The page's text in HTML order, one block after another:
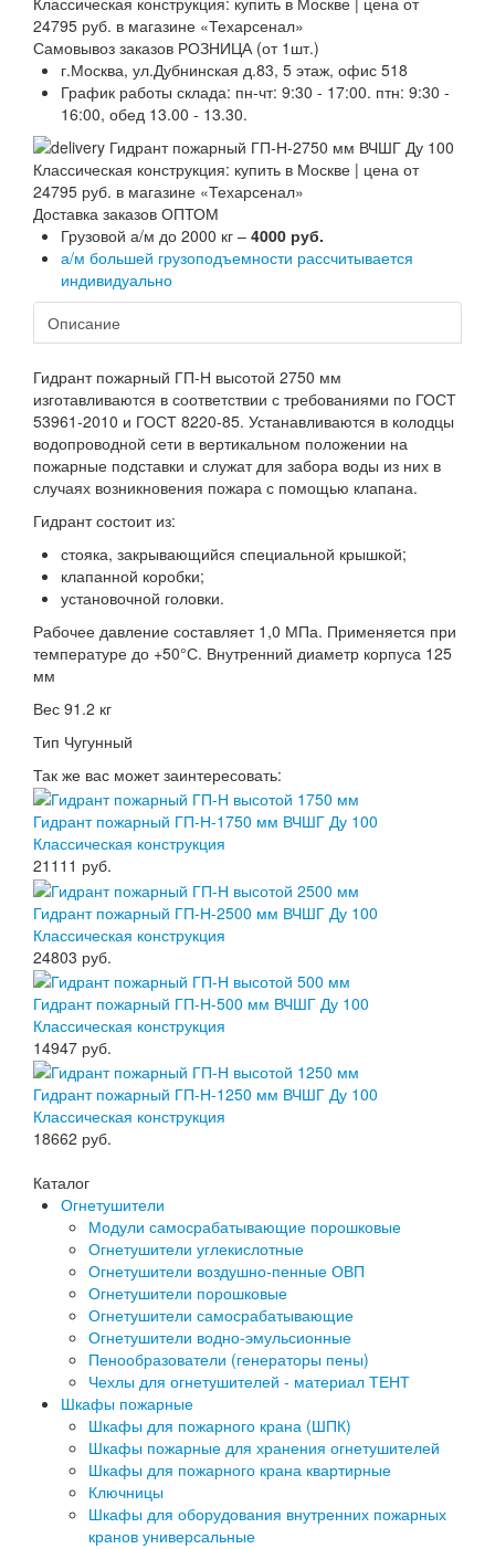
Самовывоз заказов РОЗНИЦА (от 1шт.)
г.Москва, ул.Дубнинская д.83, 5 этаж, офис 518
График работы склада: пн-чт: 9:30 - 17:00. птн: 9:30 -
16:00, обед 13.00 - 13.30.
Доставка заказов ОПТОМ
Грузовой а/м до 2000 кг – 4000 руб.
а/м большей грузоподъемности рассчитывается
индивидуально
Описание
Гидрант пожарный ГП-Н высотой 2750 мм
изготавливаются в соответствии с требованиями по ГОСТ
53961-2010 и ГОСТ 8220-85. Устанавливаются в колодцы
водопроводной сети в вертикальном положении на
пожарные подставки и служат для забора воды из них в
случаях возникновения пожара с помощью клапана.
Гидрант состоит из:
стояка, закрывающийся специальной крышкой;
клапанной коробки;
установочной головки.
Рабочее давление составляет 1,0 МПа. Применяется при
температуре до +50°С. Внутренний диаметр корпуса 125
мм
Вес 91.2 кг
Тип Чугунный
Так же вас может заинтересовать:
Гидрант пожарный ГП-Н-1750 мм ВЧШГ Ду 100
Классическая конструкция
21111 руб.
Гидрант пожарный ГП-Н-2500 мм ВЧШГ Ду 100
Классическая конструкция
24803 руб.
Гидрант пожарный ГП-Н-500 мм ВЧШГ Ду 100
Классическая конструкция
14947 руб.
Гидрант пожарный ГП-Н-1250 мм ВЧШГ Ду 100
Классическая конструкция
18662 руб.
Каталог
Огнетушители
Модули самосрабатывающие порошковые
Огнетушители углекислотные
Огнетушители воздушно-пенные ОВП
Огнетушители порошковые
Огнетушители самосрабатывающие
Огнетушители водно-эмульсионные
Пенообразователи (генераторы пены)
Чехлы для огнетушителей - материал ТЕНТ
Шкафы пожарные
Шкафы для пожарного крана (ШПК)
Шкафы пожарные для хранения огнетушителей
Шкафы для пожарного крана квартирные
Ключницы
Шкафы для оборудования внутренних пожарных
кранов универсальные